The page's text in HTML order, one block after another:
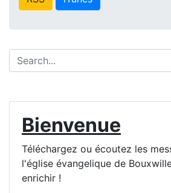
Bienvenue
Téléchargez ou écoutez les
l'église évangelique de
enrichir !